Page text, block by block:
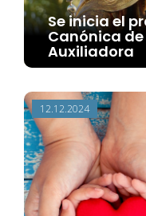
Se inicia el
Canónica
Auxiliadora
12.12.2024